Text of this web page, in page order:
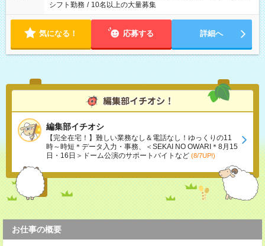
シフト勤務 / 10名以上の大量募集
気になる！ 応募する 詳細へ
編集部イチオシ
【完全在宅！】難しい業務なし＆電話なし！ゆっくりの11
時～時短＊データ入力・事務、＜SEKAI NO OWARI＊8月15
日・16日＞ドーム公演のサポートバイトなど (8/7UP!)
お仕事の概要